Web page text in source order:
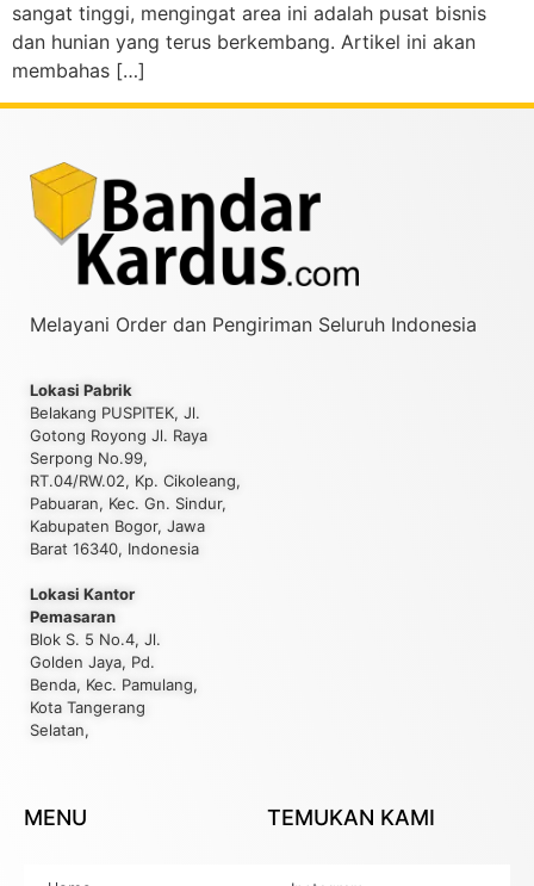
sangat tinggi, mengingat area ini adalah pusat bisnis
dan hunian yang terus berkembang. Artikel ini akan
membahas […]
Melayani Order dan Pengiriman Seluruh Indonesia
Lokasi Pabrik
Belakang PUSPITEK, Jl.
Gotong Royong Jl. Raya
Serpong No.99,
RT.04/RW.02, Kp. Cikoleang,
Pabuaran, Kec. Gn. Sindur,
Kabupaten Bogor, Jawa
Barat 16340, Indonesia
Lokasi Kantor
Pemasaran
Blok S. 5 No.4, Jl.
Golden Jaya, Pd.
Benda, Kec. Pamulang,
Kota Tangerang
Selatan,
MENU TEMUKAN KAMI